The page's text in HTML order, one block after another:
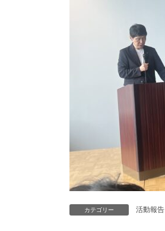
カテゴリー 活動報告